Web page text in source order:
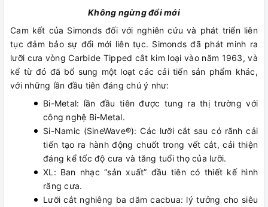
Không ngừng đổi mới
Cam kết của Simonds đối với nghiên cứu và phát triển liên
tục đảm bảo sự đổi mới liên tục. Simonds đã phát minh ra
lưỡi cưa vòng Carbide Tipped cắt kim loại vào năm 1963, và
kể từ đó đã bổ sung một loạt các cải tiến sản phẩm khác,
với những lần đầu tiên đáng chú ý như:
Bi-Metal: lần đầu tiên được tung ra thị trường với
công nghệ Bi-Metal.
Si-Namic (SineWave®): Các lưỡi cắt sau có rãnh cải
tiến tạo ra hành động chuốt trong vết cắt, cải thiện
đáng kể tốc độ cưa và tăng tuổi thọ của lưỡi.
XL: Ban nhạc “sản xuất” đầu tiên có thiết kế hình
răng cưa.
Lưỡi cắt nghiêng ba dăm cacbua: lý tưởng cho siêu